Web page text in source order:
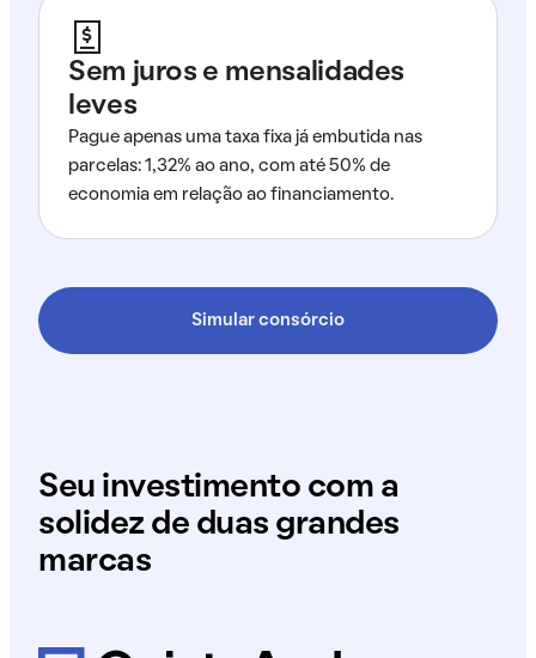
Sem juros e mensalidades
leves
Pague apenas uma taxa fixa já embutida nas
parcelas: 1,32% ao ano, com até 50% de
economia em relação ao financiamento.
Simular consórcio
Seu investimento com a
solidez de duas grandes
marcas